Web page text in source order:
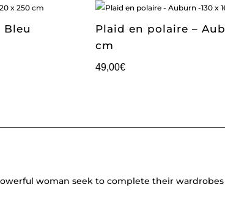
Bleu
Plaid en polaire –
cm
49,00€
woman seek to complete their wardrobes